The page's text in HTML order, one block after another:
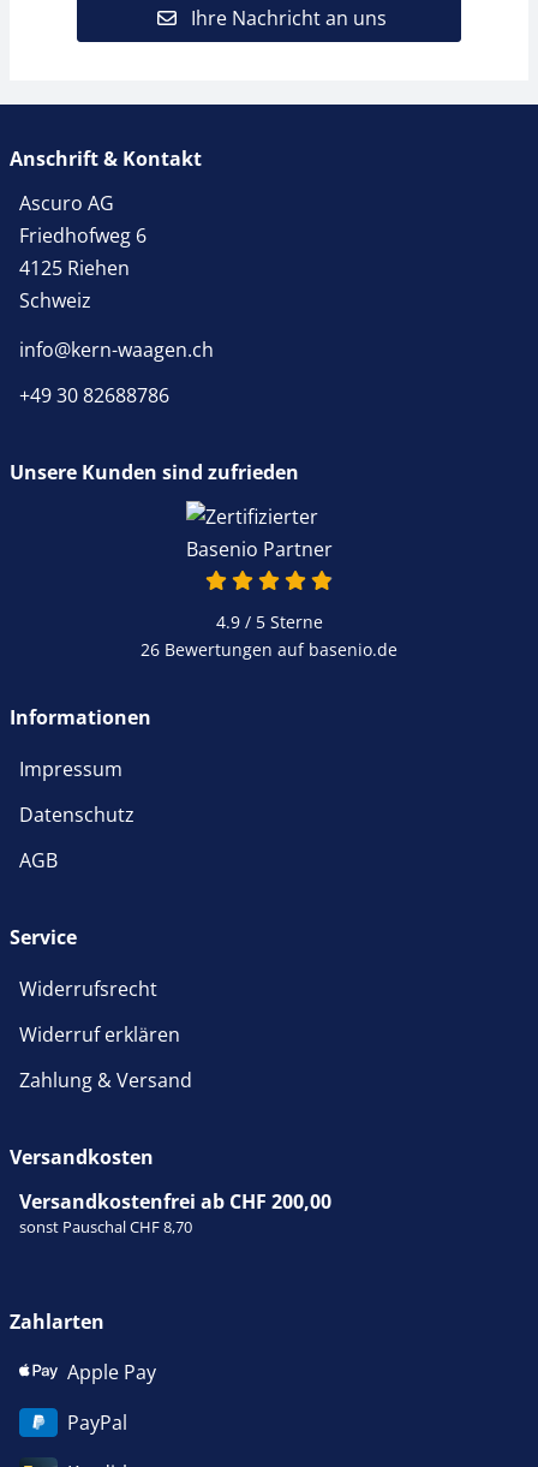
Ihre Nachricht an uns
Anschrift & Kontakt
Ascuro AG
Friedhofweg 6
4125 Riehen
Schweiz
info@kern-waagen.ch
+49 30 82688786
Unsere Kunden sind zufrieden
4.9 / 5Sterne
26 Bewertungen auf basenio.de
Informationen
Impressum
Datenschutz
AGB
Service
Widerrufsrecht
Widerruf erklären
Zahlung & Versand
Versandkosten
Versandkostenfrei ab CHF 200,00
sonst Pauschal CHF 8,70
Zahlarten
Apple Pay
PayPal